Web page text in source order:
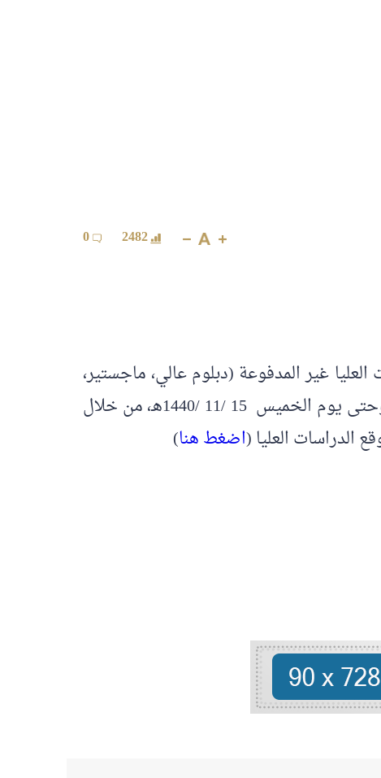
2482
0
غير المدفوعة (دبلوم عالي، ماجستير،
دكتوراه) للعام الدراسي 1440-1441هـ، اعتباراً من يوم الأحد 4 /11 /1440هـ، الموافق 2019/7/7م، وحتى يوم الخميس 15 /11 /1440هـ، من خلال
الدراسات العليا (اضغط هنا)